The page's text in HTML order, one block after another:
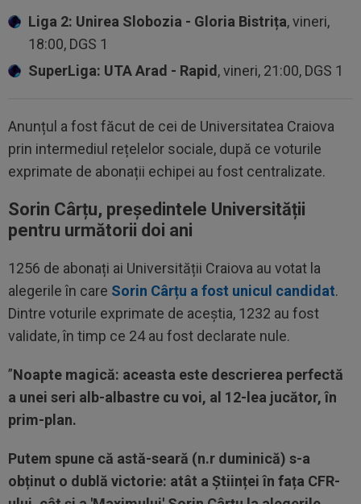
Liga 2: Unirea Slobozia - Gloria Bistrița, vineri,
18:00, DGS 1
SuperLiga: UTA Arad - Rapid, vineri, 21:00, DGS 1
Anunțul a fost făcut de cei de Universitatea Craiova
prin intermediul rețelelor sociale, după ce voturile
exprimate de abonații echipei au fost centralizate.
Sorin Cârțu, președintele Universității
pentru următorii doi ani
1256 de abonați ai Universității Craiova au votat la
alegerile în care Sorin Cârțu a fost unicul candidat.
Dintre voturile exprimate de aceștia, 1232 au fost
validate, în timp ce 24 au fost declarate nule.
”Noapte magică: aceasta este descrierea perfectă
a unei seri alb-albastre cu voi, al 12-lea jucător, în
prim-plan.
Putem spune că astă-seară (n.r duminică) s-a
obținut o dublă victorie: atât a Științei în fața CFR-